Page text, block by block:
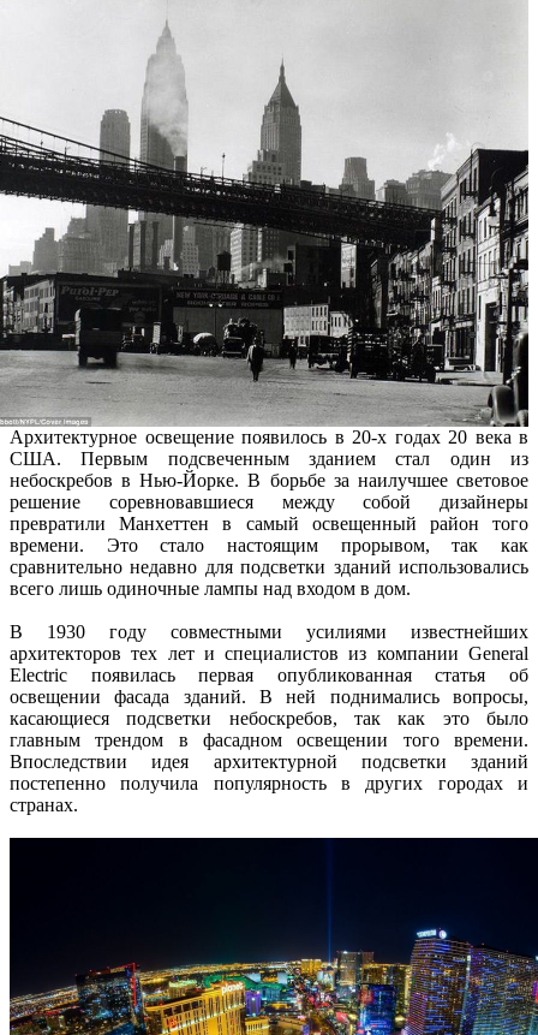
Архитектурное освещение появилось в 20-х годах 20 века в
США. Первым подсвеченным зданием стал один из
небоскребов в Нью-Йорке. В борьбе за наилучшее световое
решение соревновавшиеся между собой дизайнеры
превратили Манхеттен в самый освещенный район того
времени. Это стало настоящим прорывом, так как
сравнительно недавно для подсветки зданий использовались
всего лишь одиночные лампы над входом в дом.
В 1930 году совместными усилиями известнейших
архитекторов тех лет и специалистов из компании General
Electric появилась первая опубликованная статья об
освещении фасада зданий. В ней поднимались вопросы,
касающиеся подсветки небоскребов, так как это было
главным трендом в фасадном освещении того времени.
Впоследствии идея архитектурной подсветки зданий
постепенно получила популярность в других городах и
странах.